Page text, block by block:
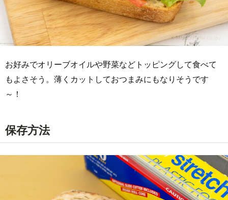
お好みでオリーブオイルや野菜などトッピングして食べて
もよさそう。薄くカットしておつまみにもなりそうです
～！
保存方法